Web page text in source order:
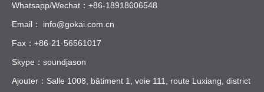
Whatsapp/Wechat：+86-18918606548
Email： info@gokai.com.cn
Fax：+86-21-56561017
Skype：soundjason
Ajouter：Salle 1008, bâtiment 1, voie 111, route Luxiang, district